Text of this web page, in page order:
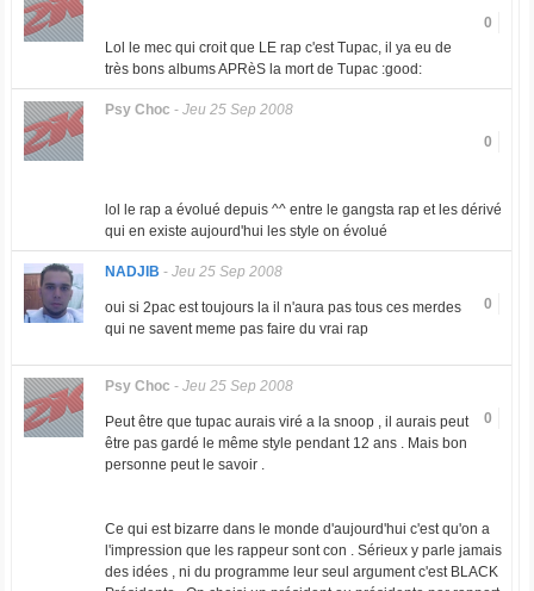
0
Lol le mec qui croit que LE rap c'est Tupac, il ya eu de
très bons albums APRèS la mort de Tupac :good:
Psy Choc - Jeu 25 Sep 2008
0
lol le rap a évolué depuis ^^ entre le gangsta rap et les dérivé
qui en existe aujourd'hui les style on évolué
NADJIB - Jeu 25 Sep 2008
0
oui si 2pac est toujours la il n'aura pas tous ces merdes
qui ne savent meme pas faire du vrai rap
Psy Choc - Jeu 25 Sep 2008
0
Peut être que tupac aurais viré a la snoop , il aurais peut
être pas gardé le même style pendant 12 ans . Mais bon
personne peut le savoir .
Ce qui est bizarre dans le monde d'aujourd'hui c'est qu'on a
l'impression que les rappeur sont con . Sérieux y parle jamais
des idées , ni du programme leur seul argument c'est BLACK